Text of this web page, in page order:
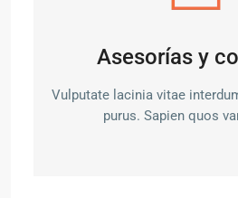
Asesorías y
Vulputate lacinia vitae
purus. Sapien quos